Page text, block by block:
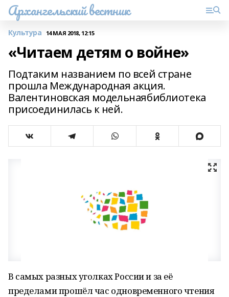
Архангельский вестник
Культура 14 МАЯ 2018, 12:15
«Читаем детям о войне»
Подтаким названием по всей стране
прошла Международная акция.
Валентиновская модельнаябиблиотека
присоединилась к ней.
В самых разных уголках России и за её
пределами прошёл час одновременного чтения